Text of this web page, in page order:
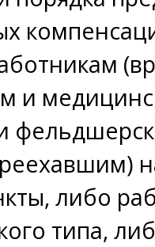
и
либо
типа,